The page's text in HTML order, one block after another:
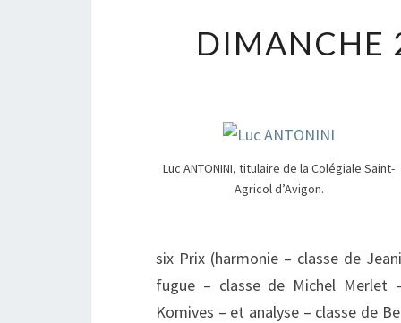
DIMANCHE
Luc ANTONINI, titulaire de la Colégiale Saint-
Agricol d’Avigon.
six Prix (harmonie – classe de
fugue – classe de Michel Merlet
Komives – et analyse – classe de